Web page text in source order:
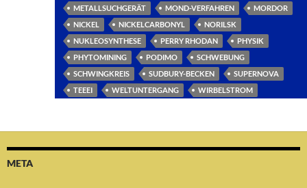
METALLSUCHGERÄT
MOND-VERFAHREN
MORDOR
NICKEL
NICKELCARBONYL
NORILSK
NUKLEOSYNTHESE
PERRY RHODAN
PHYSIK
PHYTOMINING
PODIMO
SCHWEBUNG
SCHWINGKREIS
SUDBURY-BECKEN
SUPERNOVA
TEEEI
WELTUNTERGANG WIRBELSTROM
META